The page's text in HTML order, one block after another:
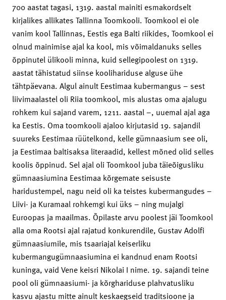
700 aastat tagasi, 1319. aastal mainiti esmakordselt
kirjalikes allikates Tallinna Toomkooli. Toomkool ei ole
vanim kool Tallinnas, Eestis ega Balti riikides, Toomkool ei
olnud mainimise ajal ka kool, mis võimaldanuks selles
õppinutel ülikooli minna, kuid sellegipoolest on 1319.
aastat tähistatud siinse koolihariduse alguse ühe
tähtpäevana. Algul ainult Eestimaa kubermangus – sest
liivimaalastel oli Riia toomkool, mis alustas oma ajalugu
rohkem kui sajand varem, 1211. aastal –, uuemal ajal aga
ka Eestis. Oma toomkooli ajaloo kirjutasid 19. sajandil
suureks Eestimaa rüütelkond, kelle gümnaasium see oli,
ja Eestimaa baltisaksa literaadid, kellest mõned olid selles
koolis õppinud. Sel ajal oli Toomkool juba täieõigusliku
gümnaasiumina Eestimaa kõrgemate seisuste
haridustempel, nagu neid oli ka teistes kubermangudes –
Liivi- ja Kuramaal rohkemgi kui üks – ning mujalgi
Euroopas ja maailmas. Õpilaste arvu poolest jäi Toomkool
alla oma Rootsi ajal rajatud konkurendile, Gustav Adolfi
gümnaasiumile, mis tsaariajal keiserliku
kubermangugümnaasiumina ei kandnud enam Rootsi
kuninga, vaid Vene keisri Nikolai I nime. 19. sajandi teine
pool oli gümnaasiumi- ja kõrghariduse plahvatusliku
kasvu ajastu mitte ainult keskaegseid traditsioone ja